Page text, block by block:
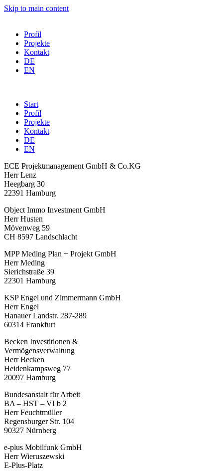
Skip to main content
Profil
Projekte
Kontakt
DE
EN
Start
Profil
Projekte
Kontakt
DE
EN
ECE Projektmanagement GmbH & Co.KG
Herr Lenz
Heegbarg 30
22391 Hamburg
Object Immo Investment GmbH
Herr Husten
Mövenweg 59
CH 8597 Landschlacht
MPP Meding Plan + Projekt GmbH
Herr Meding
Sierichstraße 39
22301 Hamburg
KSP Engel und Zimmermann GmbH
Herr Engel
Hanauer Landstr. 287-289
60314 Frankfurt
Becken Investitionen &
Vermögensverwaltung
Herr Becken
Heidenkampsweg 77
20097 Hamburg
Bundesanstalt für Arbeit
BA – HST – VI b 2
Herr Feuchtmüller
Regensburger Str. 104
90327 Nürnberg
e-plus Mobilfunk GmbH
Herr Wieruszewski
E-Plus-Platz